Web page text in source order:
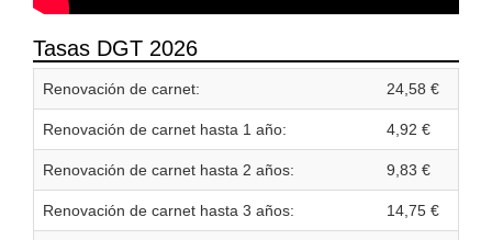
Tasas DGT 2026
Renovación de carnet: 24,58 €
Renovación de carnet hasta 1 año: 4,92 €
Renovación de carnet hasta 2 años: 9,83 €
Renovación de carnet hasta 3 años: 14,75 €